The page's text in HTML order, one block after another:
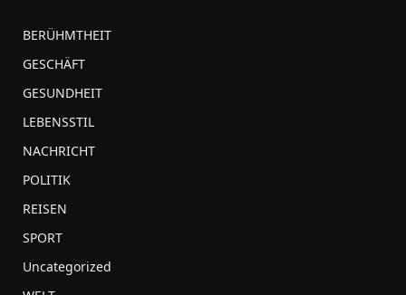
BERÜHMTHEIT
GESCHÄFT
GESUNDHEIT
LEBENSSTIL
NACHRICHT
POLITIK
REISEN
SPORT
Uncategorized